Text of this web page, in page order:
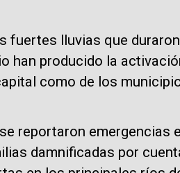
fuertes lluvias que
han producido la
como de los
reportaron emergencias
damnificadas por